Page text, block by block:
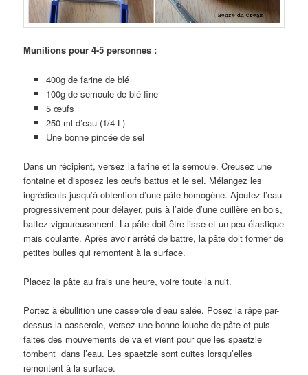
Munitions pour 4-5 personnes :
400g de farine de blé
100g de semoule de blé fine
5 œufs
250 ml d’eau (1/4 L)
Une bonne pincée de sel
Dans un récipient, versez la farine et la semoule. Creusez une
fontaine et disposez les œufs battus et le sel. Mélangez les
ingrédients jusqu’à obtention d’une pâte homogène. Ajoutez l’eau
progressivement pour délayer, puis à l’aide d’une cuillère en bois,
battez vigoureusement. La pâte doit être lisse et un peu élastique
mais coulante. Après avoir arrêté de battre, la pâte doit former de
petites bulles qui remontent à la surface.
Placez la pâte au frais une heure, voire toute la nuit.
Portez à ébullition une casserole d’eau salée. Posez la râpe par-
dessus la casserole, versez une bonne louche de pâte et puis
faites des mouvements de va et vient pour que les spaetzle
tombent dans l’eau. Les spaetzle sont cuites lorsqu’elles
remontent à la surface.